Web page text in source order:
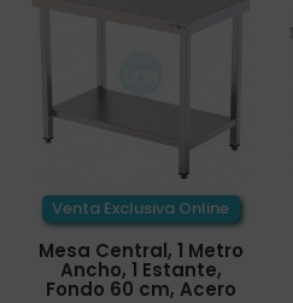
Venta Exclusiva Online
Mesa Central, 1 Metro
Ancho, 1 Estante,
Fondo 60 cm, Acero